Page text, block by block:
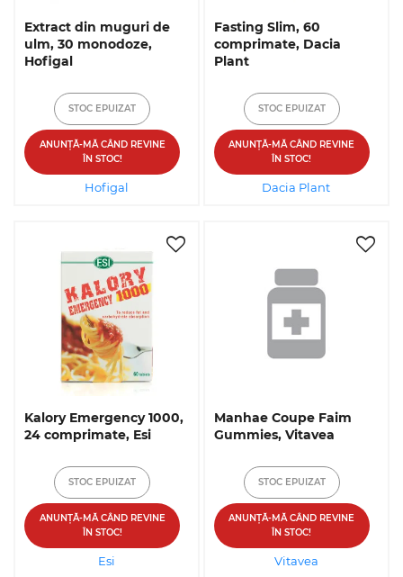
Extract din muguri de
ulm, 30 monodoze,
Hofigal
STOC EPUIZAT
ANUNȚĂ-MĂ CÂND REVINE
ÎN STOC!
Hofigal
Fasting Slim, 60
comprimate, Dacia
Plant
STOC EPUIZAT
ANUNȚĂ-MĂ CÂND REVINE
ÎN STOC!
Dacia Plant
Kalory Emergency 1000,
24 comprimate, Esi
STOC EPUIZAT
ANUNȚĂ-MĂ CÂND REVINE
ÎN STOC!
Esi
Manhae Coupe Faim
Gummies, Vitavea
STOC EPUIZAT
ANUNȚĂ-MĂ CÂND REVINE
ÎN STOC!
Vitavea